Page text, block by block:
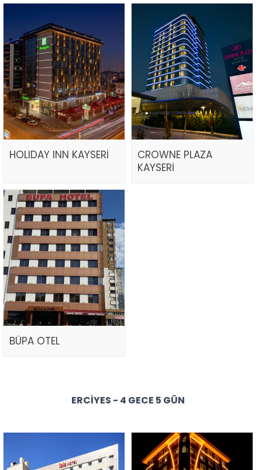
HOLIDAY INN KAYSERİ
CROWNE PLAZA
KAYSERİ
BÜPA OTEL
ERCIYES - 4 GECE 5 GÜN